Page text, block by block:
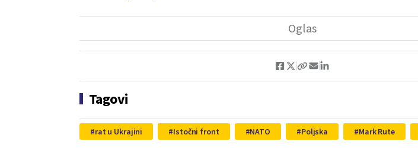
Tagovi
rat u Ukrajini Istočni front NATO Poljska Mark Rute